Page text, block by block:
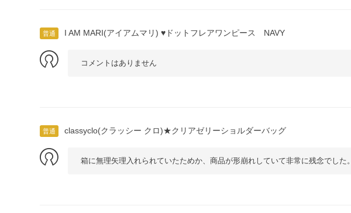
普通 I AM MARI(アイアムマリ) ♥ドットフレアワンピース NAVY
コメントはありません
普通 classyclo(クラッシー クロ)★クリアゼリーショルダーバッグ
箱に無理矢理入れられていたためか、商品が形崩れしていて非常に残念でした。